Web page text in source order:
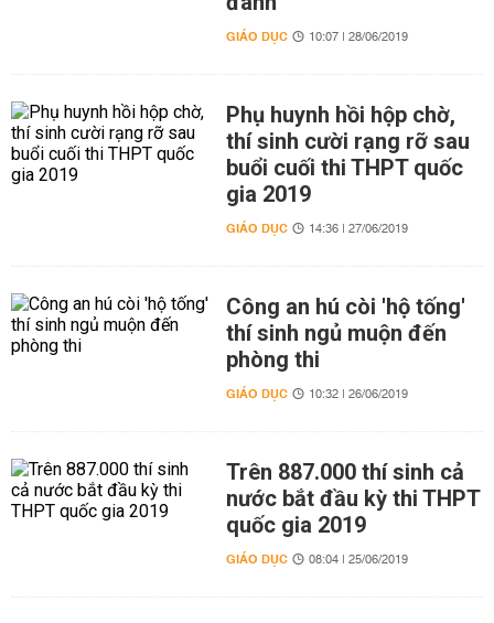
GIÁO DỤC 10:07 | 28/06/2019
Phụ huynh hồi hộp chờ,
thí sinh cười rạng rỡ sau
buổi cuối thi THPT quốc
gia 2019
GIÁO DỤC 14:36 | 27/06/2019
Công an hú còi 'hộ tống'
thí sinh ngủ muộn đến
phòng thi
GIÁO DỤC 10:32 | 26/06/2019
Trên 887.000 thí sinh cả
nước bắt đầu kỳ thi THPT
quốc gia 2019
GIÁO DỤC 08:04 | 25/06/2019